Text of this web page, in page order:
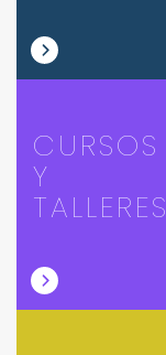
CURSOS
Y
TALLERES